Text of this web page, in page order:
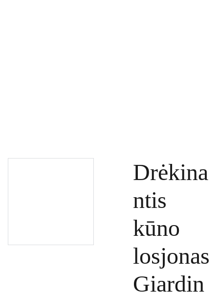
Drėkina
ntis
kūno
losjonas
Giardin